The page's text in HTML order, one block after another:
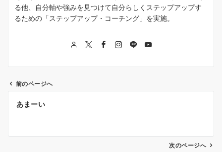
る他、自分軸や強みを見つけて自分らしくステップアップす
るための「ステップアップ・コーチング」を実施。
前のページへ
あまーい
次のページへ